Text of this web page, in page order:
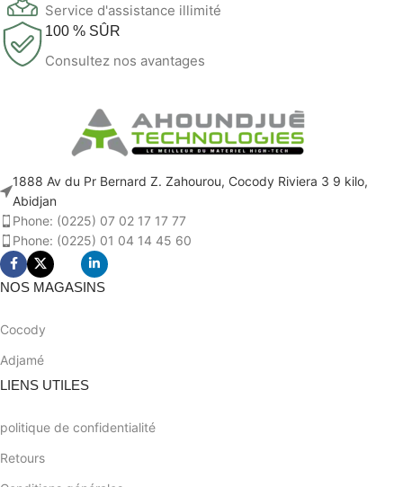
Service d'assistance illimité
100 % SÛR
Consultez nos avantages
1888 Av du Pr Bernard Z. Zahourou, Cocody Riviera 3 9 kilo,
Abidjan
Phone: (0225) 07 02 17 17 77
Phone: (0225) 01 04 14 45 60
NOS MAGASINS
Cocody
Adjamé
LIENS UTILES
politique de confidentialité
Retours